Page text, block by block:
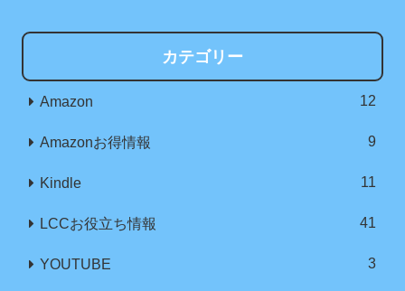
カテゴリー
Amazon 12
Amazonお得情報 9
Kindle 11
LCCお役立ち情報 41
YOUTUBE 3